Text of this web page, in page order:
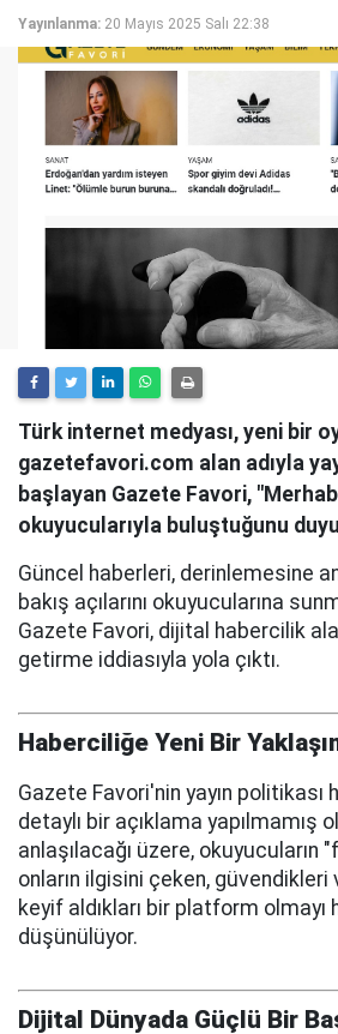
Yayınlanma: 20 Mayıs 2025 Salı 22:38
Türk internet medyası, yeni bir
gazetefavori.com alan adıyla
başlayan Gazete Favori,
okuyucularıyla buluştuğunu
Güncel haberleri, derinlemesine
bakış açılarını okuyucularına
Gazete Favori, dijital habercilik
getirme iddiasıyla yola çıktı.
Haberciliğe Yeni Bir
Gazete Favori'nin yayın politikası
detaylı bir açıklama yapılmamış
anlaşılacağı üzere, okuyucuların
onların ilgisini çeken,
keyif aldıkları bir platform olmayı
düşünülüyor.
Dijital Dünyada Güçlü Bir